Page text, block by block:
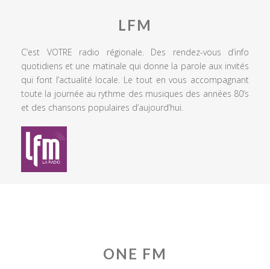
LFM
C’est VOTRE radio régionale. Des rendez-vous d’info
quotidiens et une matinale qui donne la parole aux invités
qui font l’actualité locale. Le tout en vous accompagnant
toute la journée au rythme des musiques des années 80’s
et des chansons populaires d’aujourd’hui.
ONE FM